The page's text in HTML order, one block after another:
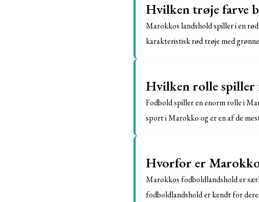
Hvilken trøje farve
Marokkos landshold spiller i en
karakteristisk rød trøje med
Hvilken rolle
Fodbold spiller en enorm rolle i
sport i Marokko og er en af ​​de
Hvorfor er
Marokkos fodboldlandshold er
fodboldlandshold er kendt for